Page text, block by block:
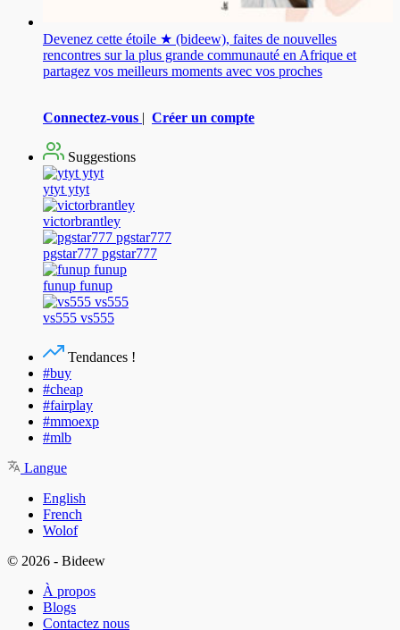
Devenez cette étoile ★ (bideew), faites de nouvelles
rencontres sur la plus grande communauté en Afrique et
partagez vos meilleurs moments avec vos proches
Connectez-vous | Créer un compte
Suggestions
ytyt ytyt
victorbrantley
pgstar777 pgstar777
funup funup
vs555 vs555
Tendances !
#buy
#cheap
#fairplay
#mmoexp
#mlb
Langue
English
French
Wolof
© 2026 - Bideew
À propos
Blogs
Contactez nous